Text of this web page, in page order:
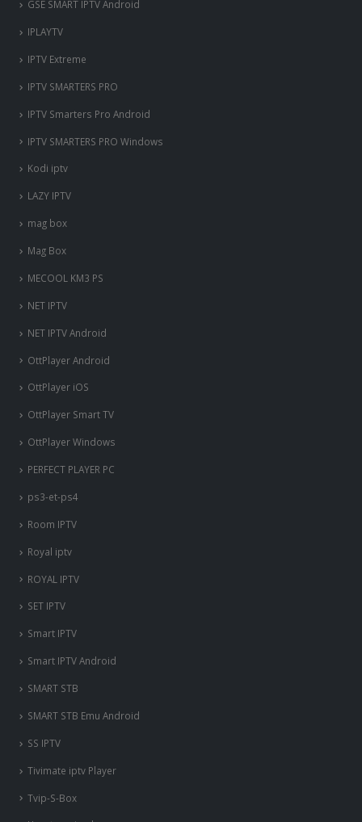
GSE SMART IPTV Android
IPLAYTV
IPTV Extreme
IPTV SMARTERS PRO
IPTV Smarters Pro Android
IPTV SMARTERS PRO Windows
Kodi iptv
LAZY IPTV
mag box
Mag Box
MECOOL KM3 PS
NET IPTV
NET IPTV Android
OttPlayer Android
OttPlayer iOS
OttPlayer Smart TV
OttPlayer Windows
PERFECT PLAYER PC
ps3-et-ps4
Room IPTV
Royal iptv
ROYAL IPTV
SET IPTV
Smart IPTV
Smart IPTV Android
SMART STB
SMART STB Emu Android
SS IPTV
Tivimate iptv Player
Tvip-S-Box